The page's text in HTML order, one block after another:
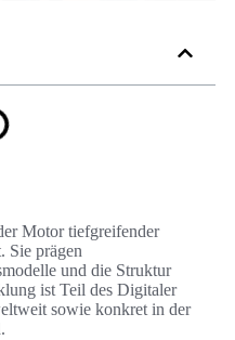
Motor tiefgreifender
Sie prägen
und die Struktur
ist Teil des Digitaler
sowie konkret in der